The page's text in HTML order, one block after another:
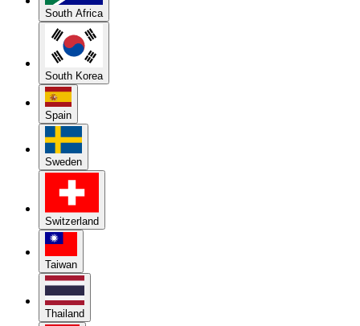
South Africa
South Korea
Spain
Sweden
Switzerland
Taiwan
Thailand